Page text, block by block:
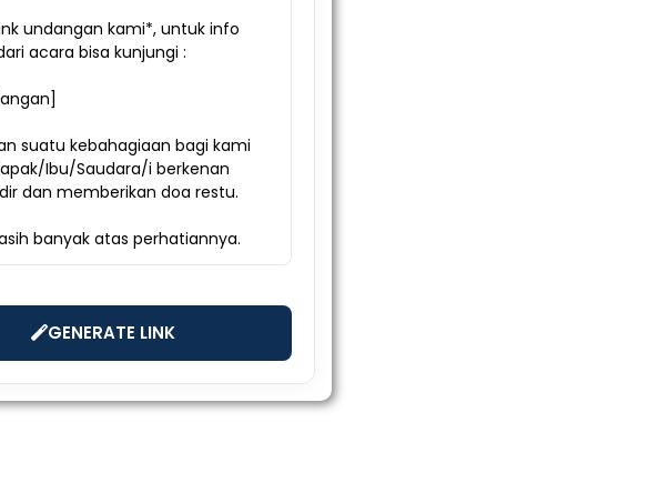
GENERATE LINK